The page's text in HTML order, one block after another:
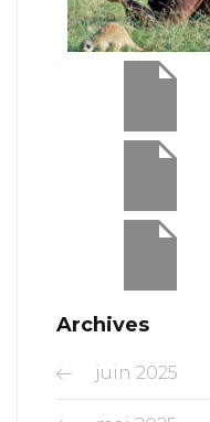
Archives
juin 2025